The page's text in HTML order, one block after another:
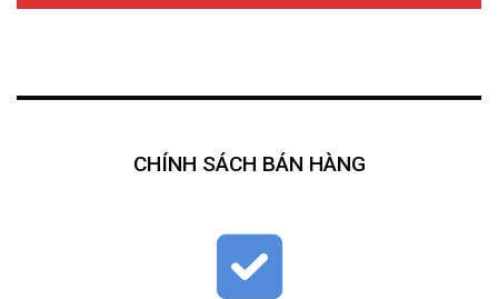
CHÍNH SÁCH BÁN HÀNG